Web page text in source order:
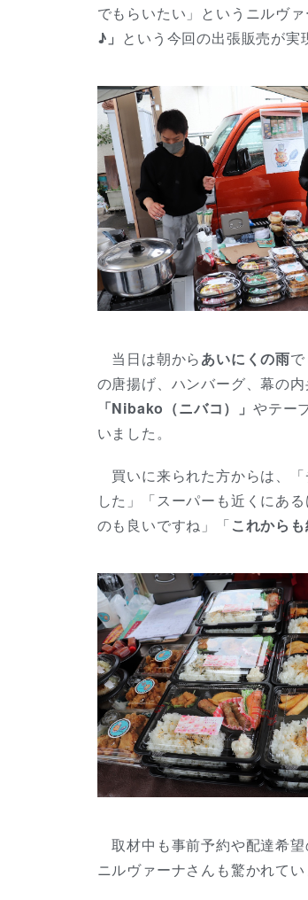
でもらいたい」というニルヴァ
♪」 という今回の出張販売が実
当日は朝からあいにくの雨
の唐揚げ、ハンバーグ、幕の
「Nibako（ニバコ）」 やテー
いました。
買いに来られた方からは、
した」「スーパーも近くにあ
のも良いですね」「これから
取材中も事前予約や配達希
ニルヴァーナさんも驚かれてい